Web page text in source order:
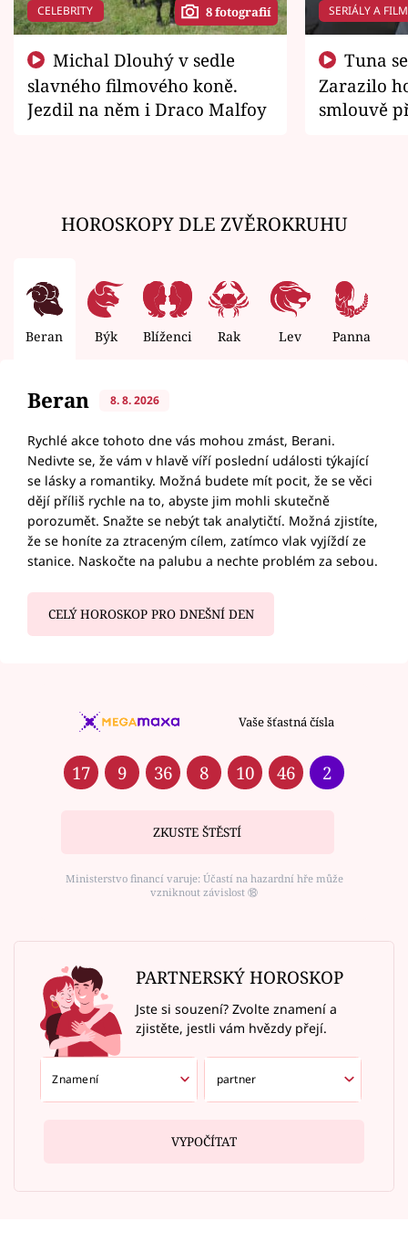
CELEBRITY 8 fotografií
slavného filmového koně.
Jezdil na něm i Draco Malfoy
SERIÁLY A
Zarazilo
smlouvě
HOROSKOPY DLE ZVĚROKRUHU
Beran Býk Blíženci Rak Lev Panna
Beran 8. 8. 2026
Rychlé akce tohoto dne vás mohou zmást, Berani.
Nedivte se, že vám v hlavě víří poslední události týkající
se lásky a romantiky. Možná budete mít pocit, že se věci
dějí příliš rychle na to, abyste jim mohli skutečně
porozumět. Snažte se nebýt tak analytičtí. Možná zjistíte,
že se honíte za ztraceným cílem, zatímco vlak vyjíždí ze
stanice. Naskočte na palubu a nechte problém za sebou.
CELÝ HOROSKOP PRO DNEŠNÍ DEN
Vaše šťastná čísla
17 9 36 8 10 46 2
ZKUSTE ŠTĚSTÍ
Ministerstvo financí varuje: Účastí na hazardní hře může
vzniknout závislost ⑱
PARTNERSKÝ HOROSKOP
Jste si souzení? Zvolte znamení a
zjistěte, jestli vám hvězdy přejí.
VYPOČÍTAT